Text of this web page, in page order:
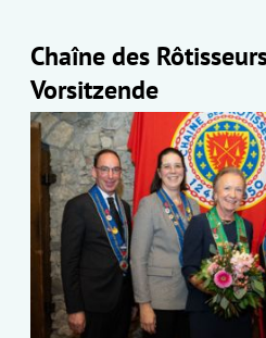
Chaîne des
Vorsitzende